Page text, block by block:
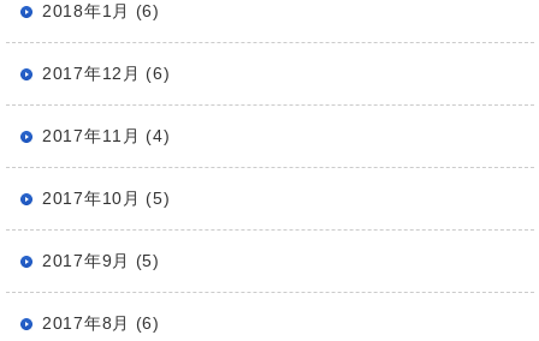
2018年1月 (6)
2017年12月 (6)
2017年11月 (4)
2017年10月 (5)
2017年9月 (5)
2017年8月 (6)